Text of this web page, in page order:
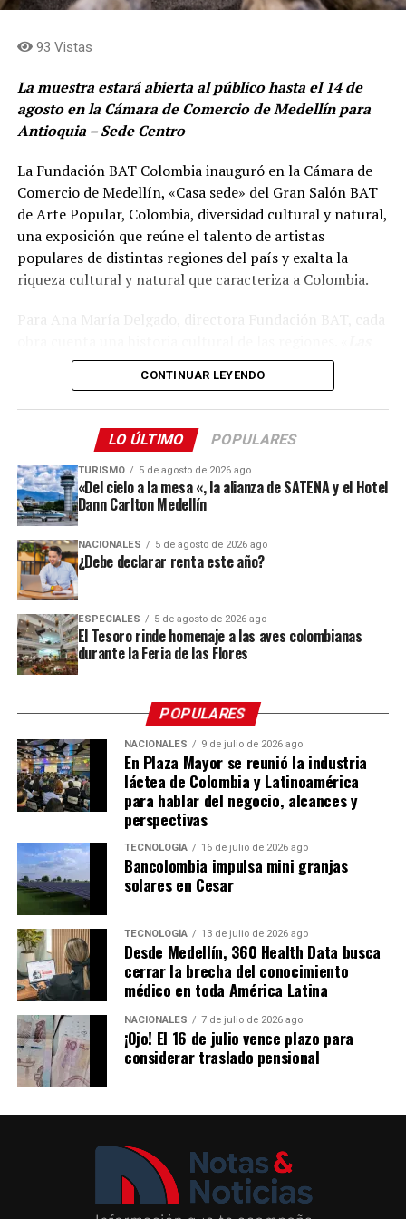
puede consultarse en eltesoro.com.
Comparte el artículo:
aceleración y capacitación para pequeñas y medianas
acceder a cursos sobre el uso correcto de la plataforma
para crecer su negocio y donde también podrán aplicar
a un programa de aceleración donde ganadores y
ganadoras podrán acceder a capital», afirmó el vocero.
El programa busca que emprendedores y mipymes
incorporen nuevas herramientas de economía digital y
comercio electrónico para ampliar sus mercados,
aumentar su visibilidad y sacar mayor provecho de las
plataformas digitales disponibles. La combinación de
formación práctica y acompañamiento especializado
también apunta a acelerar la transformación digital del
tejido empresarial local y fortalecer una economía más
Con esta iniciativa, Ruta N consolida su papel como
puente entre el talento emprendedor de Medellín y
apuesta por impulsar el desarrollo económico y social
del Distrito a través de la ciencia, la tecnología y la
innovación, ampliando así las oportunidades disponibles
para quienes emprenden en la ciudad.
Comparte el artículo:
Me gusta esto:
93 Vistas
La muestra estará abierta al público hasta el 14 de
agosto en la Cámara de Comercio de Medellín para
Antioquia – Sede Centro
La Fundación BAT Colombia inauguró en la Cámara de
Comercio de Medellín, «Casa sede» del Gran Salón BAT
de Arte Popular, Colombia, diversidad cultural y natural,
una exposición que reúne el talento de artistas
populares de distintas regiones del país y exalta la
riqueza cultural y natural que caracteriza a Colombia.
Para Ana María Delgado, directora Fundación BAT, cada
mejores obras, los artistas empíricos de Colombia que
participaron de la convocatoria nacional. Acá van a
poder obras de todos los lugares del país con esa
gran diversidad cultural y natural de Colombia»
La muestra estará abierta al público hasta el 14 de agosto
en la Cámara de Comercio de Medellín para Antioquia –
Sede Centro, donde los visitantes podrán recorrer más de
tradicionales y las múltiples formas de creación
presentes en los territorios colombianos.
El evento reunió representantes de las entidades
aliadas, artistas, fue una noche para destacar el talento,
la sensibilidad de quienes participaron de la
Con el Premio Extramuros, se busca visibilizar los
procesos creativos y promover el arte como un camino
de reflexión, transformación social, construcción de
nuevas oportunidades para las personas privadas de la
libertad.
Los ganadores
Gran Premio:Wiler Alexander Gil Rueda, por la
obraLa Rosa Mística
con Alta y Media Seguridad de Itagüí.
Mención de Honor:Jorge Cárdenas Sarabanda,
por la obraHistorias que cruzan el río Magdalena
del Centro Penitenciario de Mediana Seguridad de
Puerto Berrío.
Con este reconocimiento, la Fundación BAT Colombia
reafirma su compromiso con compromiso con la
promoción del arte como un instrumento de inclusión,
espacios para que el talento de los artistas populares y
de las personas privadas de la libertad sea reconocido y
valorado por la sociedad.
CONTINUAR LEYENDO
LO ÚLTIMO POPULARES
TURISMO 5 de agosto de 2026 ago
«Del cielo a la mesa «, la alianza de SATENA y el Hotel
Dann Carlton Medellín
NACIONALES 5 de agosto de 2026 ago
¿Debe declarar renta este año?
ESPECIALES 5 de agosto de 2026 ago
El Tesoro rinde homenaje a las aves colombianas
durante la Feria de las Flores
POPULARES
NACIONALES 9 de julio de 2026 ago
En Plaza Mayor se reunió la industria
láctea de Colombia y Latinoamérica
para hablar del negocio, alcances y
perspectivas
TECNOLOGÍA 16 de julio de 2026 ago
Bancolombia impulsa mini granjas
solares en Cesar
TECNOLOGÍA 13 de julio de 2026 ago
Desde Medellín, 360 Health Data busca
cerrar la brecha del conocimiento
médico en toda América Latina
NACIONALES 7 de julio de 2026 ago
¡Ojo! El 16 de julio vence plazo para
considerar traslado pensional